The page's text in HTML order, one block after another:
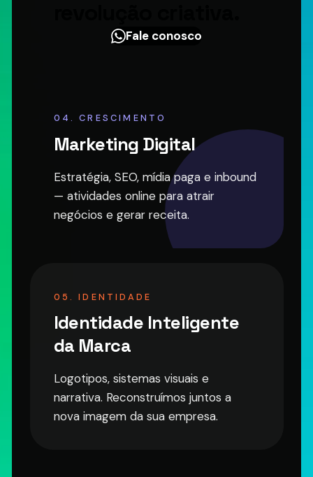
Fale conosco
04. CRESCIMENTO
Marketing Digital
Estratégia, SEO, mídia paga e inbound
— atividades online para atrair
negócios e gerar receita.
05. IDENTIDADE
Identidade Inteligente
da Marca
Logotipos, sistemas visuais e
narrativa. Reconstruímos juntos a
nova imagem da sua empresa.